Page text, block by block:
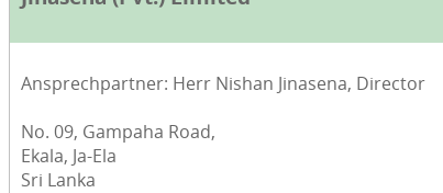
Ansprechpartner: Herr Nishan Jinasena, Director
No. 09, Gampaha Road,
Ekala, Ja-Ela
Sri Lanka